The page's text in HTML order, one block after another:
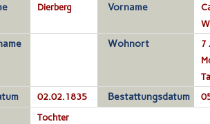
Dierberg Vorname
Wohnort
7
02.02.1835 Bestattungsdatum
Tochter